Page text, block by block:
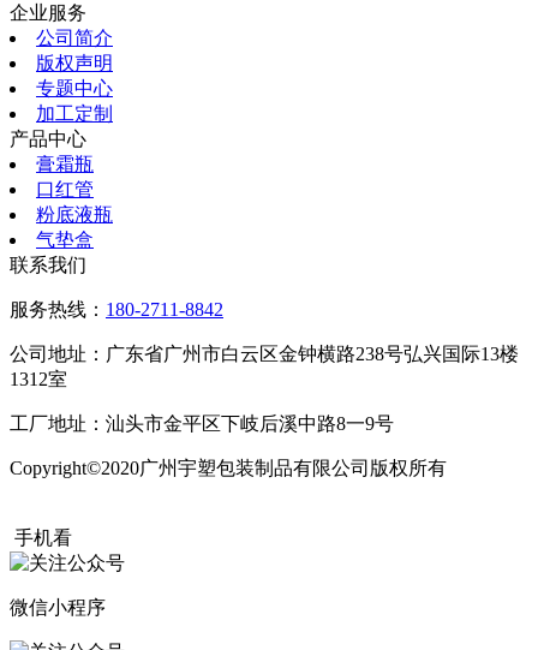
企业服务
公司简介
版权声明
专题中心
加工定制
产品中心
膏霜瓶
口红管
粉底液瓶
气垫盒
联系我们
服务热线： 180-2711-8842
公司地址：广东省广州市白云区金钟横路238号弘兴国际13楼
1312室
工厂地址：汕头市金平区下岐后溪中路8一9号
Copyright©2020广州宇塑包装制品有限公司版权所有
手机看
微信小程序